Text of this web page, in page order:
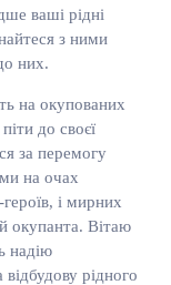
ваші рідні
з ними
них.
на окупованих
до своєї
за перемогу
на очах
і мирних
окупанта. Вітаю
надію
рідного